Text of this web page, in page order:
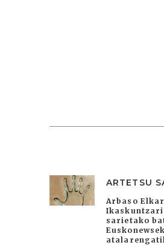
ARTETSU
Arbaso
Ikaskuntzari
sarietako